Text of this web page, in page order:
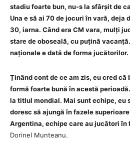
stadiu foarte bun, nu-s la sfârșit de
Una e să ai 70 de jocuri în vară, deja
30, iarna. Când era CM vara, mulți
stare de oboseală, cu puțină
naționale e dată de forma jucătorilor.
Ținând cont de ce am zis, eu cred
formă foarte bună în acestă
la titlul mondial. Mai sunt echipe, eu
doresc să ajungă în fazele
Argentina, echipe care au jucători în
Dorinel Munteanu.